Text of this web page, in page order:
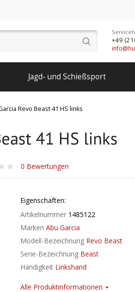
+49
Jagd- und Schießsport
Revo Beast 41 HS links
41 HS links
0 Bewertungen
Eigenschaften:
Artikelnummer 1485122
Marken Abu Garcia
Modell-Bezeichnung Revo Beast
Serie-Bezeichnung Beast
Händigkeit Linkshand
Alle Produktinformationen